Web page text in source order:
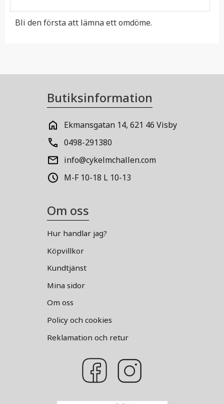
Bli den första att lämna ett omdöme.
Butiksinformation
Ekmansgatan 14, 621 46 Visby
0498-291380
info@cykelmchallen.com
M-F 10-18 L 10-13
Om oss
Hur handlar jag?
Köpvillkor
Kundtjänst
Mina sidor
Om oss
Policy och cookies
Reklamation och retur